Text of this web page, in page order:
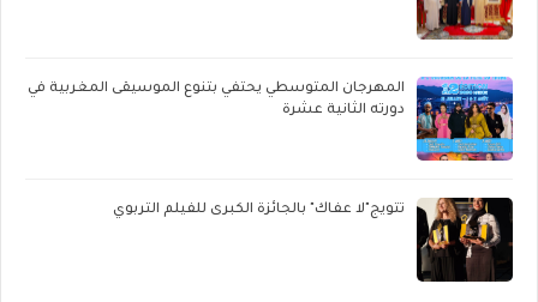
المهرجان المتوسطي يحتفي بتنوع الموسيقى المغربية في
دورته الثانية عشرة
تتويج"لا عفاك" بالجائزة الكبرى للفيلم التربوي